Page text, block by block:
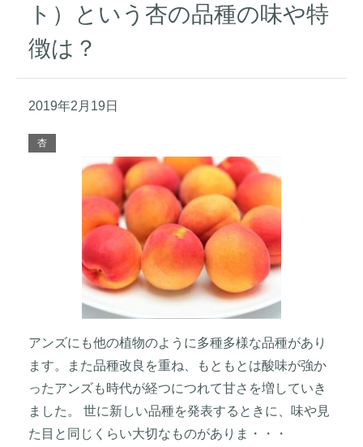
ト）という杏の品種の味や特
徴は？
2019年2月19日
杏
アンズにも他の植物のように多種多様な品種があり
ます。また品種改良を重ね、もともとは酸味が強か
ったアンズも時代が経つにつれて甘さを増していき
ました。 世に新しい品種を発表するときに、味や見
た目と同じくらい大切なものがありま・・・